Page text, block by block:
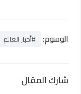
الوسوم: #أخبار العالم
شارك المقال